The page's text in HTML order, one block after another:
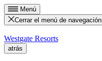
Menú
Cerrar el menú de navegación
Westgate Resorts
atrás